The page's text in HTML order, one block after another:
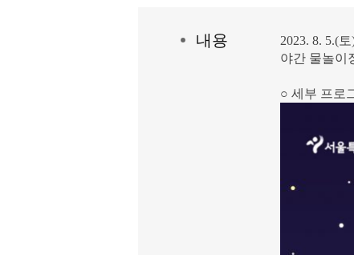
내 용 2023. 8. 5.(
야간 물놀이
○ 세부 프로